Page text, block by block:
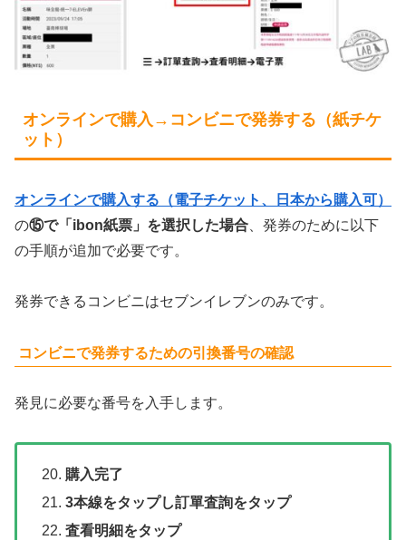
オンラインで購入→コンビニで発券する（紙チケ
ット）
オンラインで購入する（電子チケット、日本から購入可）
の⑮で「ibon紙票」を選択した場合 、発券のために以下
の手順が追加で必要です。
発券できるコンビニはセブンイレブンのみです。
コンビニで発券するための引換番号の確認
発見に必要な番号を入手します。
購入完了
3本線をタップし訂單査詢をタップ
査看明細をタップ